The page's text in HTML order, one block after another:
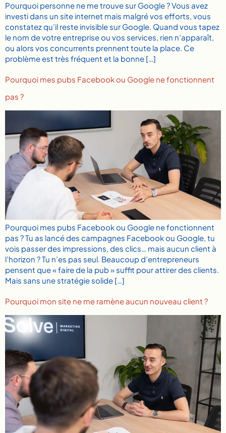
Pourquoi personne ne me trouve sur Google ? Vous avez
investi dans un site internet mais malgré vos efforts, vous
constatez qu’il reste invisible sur Google. Quand vous tapez
le nom de votre entreprise ou vos services, rien n’apparaît,
ou alors vos concurrents prennent toute la place. Ce
problème est très fréquent et la bonne […]
Pourquoi mes pubs Facebook ou Google ne fonctionnent
pas ?​
Pourquoi mes pubs Facebook ou Google ne fonctionnent
pas ? Tu as lancé des campagnes Facebook ou Google, tu
vois passer des impressions, des clics… mais aucun client à
l’horizon ? Tu n’es pas seul. Beaucoup d’entrepreneurs
pensent que « faire de la pub » suffit pour attirer des clients.
Mais sans une stratégie solide […]
Pourquoi mon site ne me ramène aucun nouveau client ?